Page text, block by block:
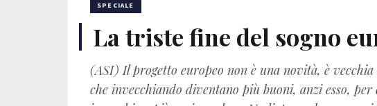
SPECIALE
La triste fine del sogno
(ASI) Il progetto europeo non è una novità, è
che invecchiando diventano più buoni, anzi esso,